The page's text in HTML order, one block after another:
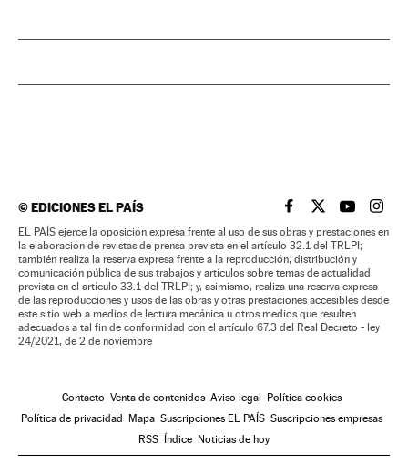
©EDICIONES EL PAÍS EL PAÍS BRASIL EN
EL PAÍSEL PAÍS
EL
EL PAÍS ejerce la oposición expresa frente al uso de sus obras y prestaciones en
la elaboración de revistas de prensa prevista en el artículo 32.1 del TRLPI;
también realiza la reserva expresa frente a la reproducción, distribución y
comunicación pública de sus trabajos y artículos sobre temas de actualidad
prevista en el artículo 33.1 del TRLPI; y, asimismo, realiza una reserva expresa
de las reproducciones y usos de las obras y otras prestaciones accesibles desde
este sitio web a medios de lectura mecánica u otros medios que resulten
adecuados a tal fin de conformidad con el artículo 67.3 del Real Decreto - ley
24/2021, de 2 de noviembre
Contacto Venta de contenidos Aviso legal
Política cookies
Política de privacidad
Mapa Suscripciones EL PAÍS Suscripciones empresas
RSS
Índice Noticias de hoy